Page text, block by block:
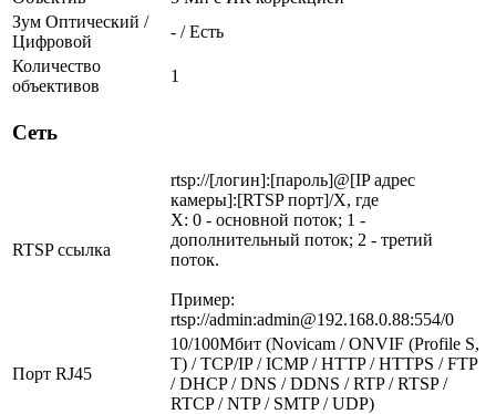
Зум Оптический /
Цифровой
- / Есть
Количество
объективов
1
Сеть
RTSP ссылка
rtsp://[логин]:[пароль]@[IP адрес
камеры]:[RTSP порт]/X, где
X: 0 - основной поток; 1 -
дополнительный поток; 2 - третий
поток.
Пример:
rtsp://admin:admin@192.168.0.88:554/0
Порт RJ45
10/100Мбит (Novicam / ONVIF (Profile S,
T) / TCP/IP / ICMP / HTTP / HTTPS / FTP
/ DHCP / DNS / DDNS / RTP / RTSP /
RTCP / NTP / SMTP / UDP)